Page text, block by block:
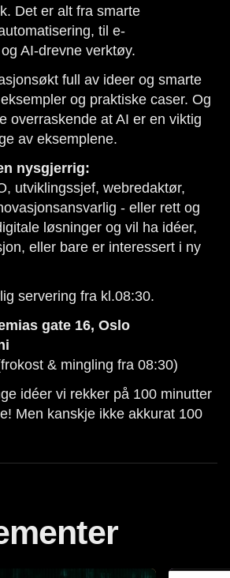
Det er alt fra smarte
til e-
AI-drevne verktøy.
full av ideer og smarte
og praktiske caser. Og
overraskende at AI er en viktig
av eksemplene.
nysgjerrig:
utviklingssjef, webredaktør,
- eller rett og
løsninger og vil ha idéer,
eller bare er interessert i ny
servering fra kl.08:30.
gate 16, Oslo
& mingling fra 08:30)
idéer vi rekker på 100 minutter
Men kanskje ikke akkurat 100